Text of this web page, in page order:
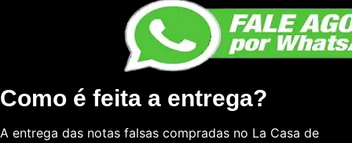
Como é feita a entrega?
A entrega das notas falsas compradas no La Casa de